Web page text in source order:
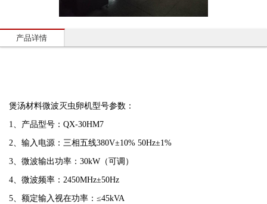
产品详情
煲汤材料微波灭虫卵机型号参数：
1、 产品型号：QX-30HM7
2、输入电源：三相五线380V±10% 50Hz±1%
3、微波输出功率：30kW（可调）
4、微波频率：2450MHz±50Hz
5、额定输入视在功率：≤45kVA